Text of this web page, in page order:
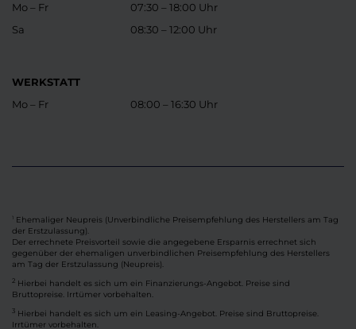
Mo – Fr
Sa
07:30 – 18:00 Uhr
08:30 – 12:00 Uhr
WERKSTATT
Mo – Fr
08:00 – 16:30 Uhr
Ehemaliger Neupreis (Unverbindliche Preisempfehlung des Herstellers am Tag
der Erstzulassung).
Der errechnete Preisvorteil sowie die angegebene Ersparnis errechnet sich
gegenüber der ehemaligen unverbindlichen Preisempfehlung des Herstellers
am Tag der Erstzulassung (Neupreis).
2 Hierbei handelt es sich um ein Finanzierungs-Angebot. Preise sind
Bruttopreise. Irrtümer vorbehalten.
3 Hierbei handelt es sich um ein Leasing-Angebot. Preise sind Bruttopreise.
Irrtümer vorbehalten.